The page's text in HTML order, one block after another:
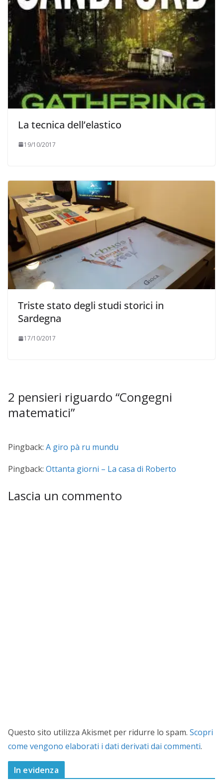
La tecnica dell’elastico
19/10/2017
Triste stato degli studi storici in
Sardegna
17/10/2017
2 pensieri riguardo “Congegni
matematici”
Pingback: A giro pà ru mundu
Pingback: Ottanta giorni – La casa di Roberto
Lascia un commento
Questo sito utilizza Akismet per ridurre lo spam. Scopri
come vengono elaborati i dati derivati dai commenti.
In evidenza